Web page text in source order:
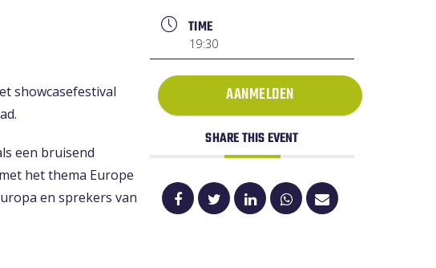
showcasefestival
een bruisend
het thema Europe
en sprekers van
TIME
19:30
AANMELDEN
SHARE THIS EVENT